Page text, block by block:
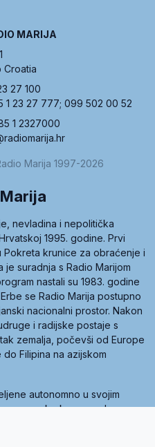
MARIJA
Croatia
27 100
1 23 27 777; 099 502 00 52
1 2327000
Marija 1997-2026
nevladina i nepolitička
1995. godine. Prvi
Pokreta krunice za obraćenje i
je suradnja s Radio Marijom
nastali su 1983. godine
se Radio Marija postupno
nacionalni prostor. Nakon
i radijske postaje s
zemalja, počevši od Europe
Filipina na azijskom
autonomno u svojim
preko krovne udruge
Marije (World Family of
je sedam članica, među